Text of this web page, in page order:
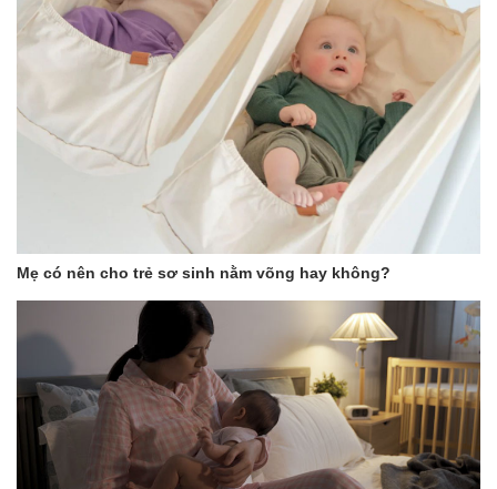
*** Tất cả sản phẩm của Shop Bé Con đều là hàng chính
hãng 100%, đảm bảo chất lượng. Có đầy đủ giấy Bảo hành
chính hãng ***
** Tham quan Fanpage của Shop tại đây :
https://www.facebook.com/beconmall
Nhắn tin cho shop để được báo giá tốt và theo dõi các chương
trình khuyến mãi siêu hot nhé!
Mẹ có nên cho trẻ sơ sinh nằm võng hay không?